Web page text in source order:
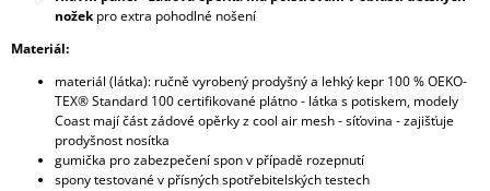
nožekpro extra pohodlné nošení
Materiál:
materiál (látka): ručně vyrobený prodyšný a lehký kepr 100 % OEKO-
TEX® Standard 100 certifikované plátno - látka s potiskem, modely
Coast mají část zádové opěrky z cool air mesh - síťovina - zajišťuje
prodyšnost nosítka
gumička pro zabezpečení spon v případě rozepnutí
spony testované v přísných spotřebitelských testech